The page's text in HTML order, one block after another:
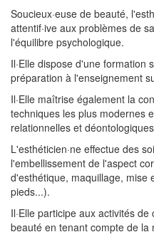
Soucieux·euse de beauté,
attentif·ive aux problèmes de
l'équilibre psychologique.
Il·Elle dispose d'une formation
préparation à l'enseignement
Il·Elle maîtrise également la
techniques les plus modernes
relationnelles et
L'esthéticien·ne effectue des
l'embellissement de l'aspect
d'esthétique, maquillage, mise
pieds...).
Il·Elle participe aux activités
beauté en tenant compte de la